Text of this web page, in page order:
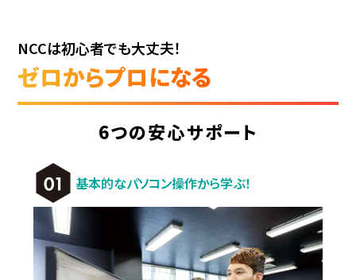
NCCは初心者でも大丈夫！
ゼロからプロになる
6つの安心サポート
基本的なパソコン操作から学ぶ！